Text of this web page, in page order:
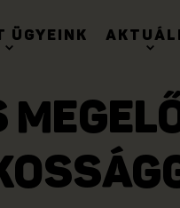
ÜGYEINK